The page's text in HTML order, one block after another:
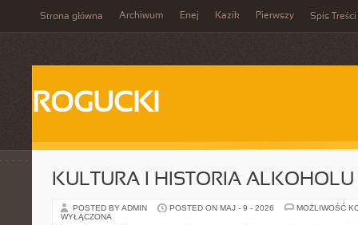
Strona główna Archiwum Enej Kazik Pierwszy Spis Treści
ROGUCKI
KULTURA I HISTORIA ALKOHOLU
POSTED BY ADMIN POSTED ON MAJ - 9 - 2026
MOŻLIWOŚĆ
WYŁĄCZONA